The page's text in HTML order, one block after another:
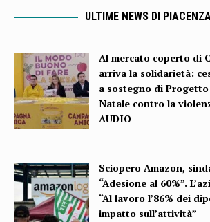
ULTIME NEWS DI
Al mercato coperto di
arriva la solidarietà:
a sostegno di
Natale contro la
AUDIO
Sciopero Amazon,
“Adesione al 60%”.
“Al lavoro l’86% dei
impatto sull’attività”